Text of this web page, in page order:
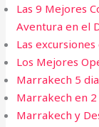
Las 9 Mejores
Aventura en el
Las
Los Mejores
Marrakech 5
Marrakech en
Marrakech y